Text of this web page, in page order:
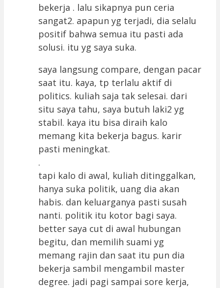
bekerja . lalu sikapnya pun ceria
sangat2. apapun yg terjadi, dia selalu
positif bahwa semua itu pasti ada
solusi. itu yg saya suka.
saya langsung compare, dengan pacar
saat itu. kaya, tp terlalu aktif di
politics. kuliah saja tak selesai. dari
situ saya tahu, saya butuh laki2 yg
stabil. kaya itu bisa diraih kalo
memang kita bekerja bagus. karir
pasti meningkat.
.
tapi kalo di awal, kuliah ditinggalkan,
hanya suka politik, uang dia akan
habis. dan keluarganya pasti susah
nanti. politik itu kotor bagi saya.
better saya cut di awal hubungan
begitu, dan memilih suami yg
memang rajin dan saat itu pun dia
bekerja sambil mengambil master
degree. jadi pagi sampai sore kerja,